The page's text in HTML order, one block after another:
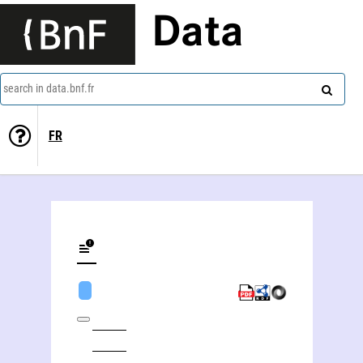
Data
search in data.bnf.fr
FR